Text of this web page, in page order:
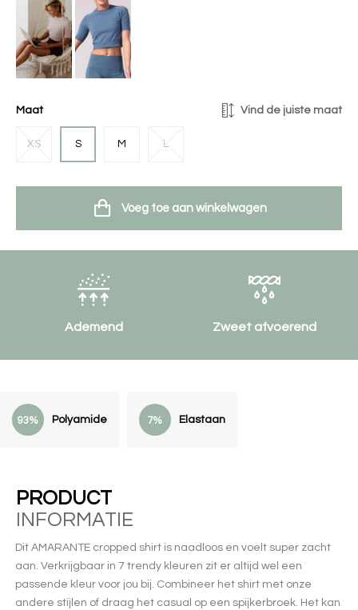
Maat Vind de juiste maat
XS S M L
Voeg toe aan winkelwagen
93% Polyamide 7% Elastaan
PRODUCT
INFORMATIE
Dit AMARANTE cropped shirt is naadloos en voelt super zacht
aan. Verkrijgbaar in 7 trendy kleuren zit er altijd wel een
passende kleur voor jou bij. Combineer het shirt met onze
andere stijlen of draag het casual op een spijkerbroek. Het kan
Ademend Zweet afvoerend